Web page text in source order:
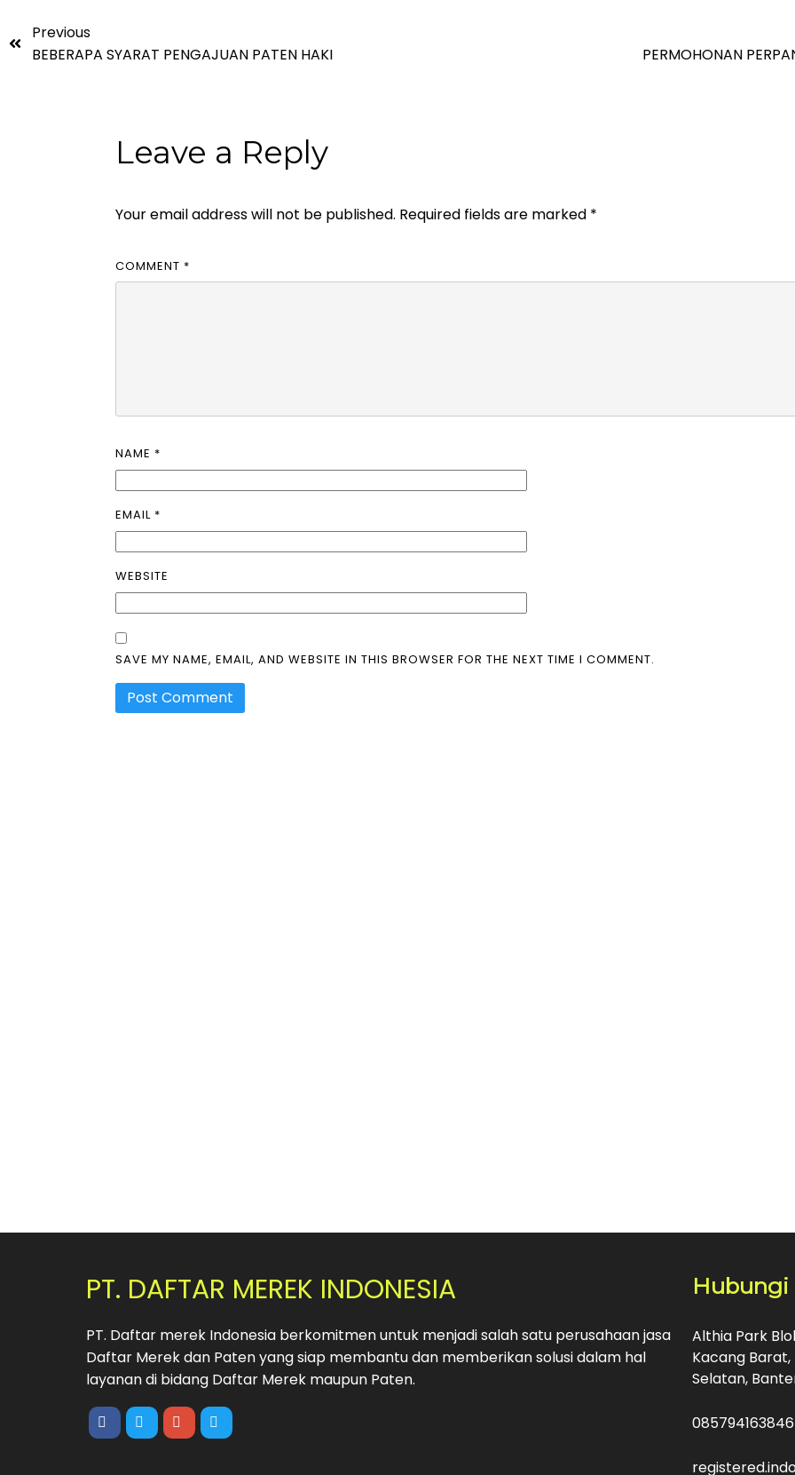
Previous
BEBERAPA SYARAT PENGAJUAN PATEN HAKI
PERMOHONAN
Leave a Reply
Your email address will not be published. Required fields are marked *
COMMENT *
NAME *
EMAIL *
WEBSITE
SAVE MY NAME, EMAIL, AND WEBSITE IN THIS BROWSER FOR THE NEXT TIME I COMMENT.
PT. DAFTAR MEREK INDONESIA
PT. Daftar merek Indonesia berkomitmen untuk menjadi salah satu perusahaan jasa
Daftar Merek dan Paten yang siap membantu dan memberikan solusi dalam hal
layanan di bidang Daftar Merek maupun Paten.
Hubungi
Althia Park
Kacang Barat,
Selatan,
085794163846